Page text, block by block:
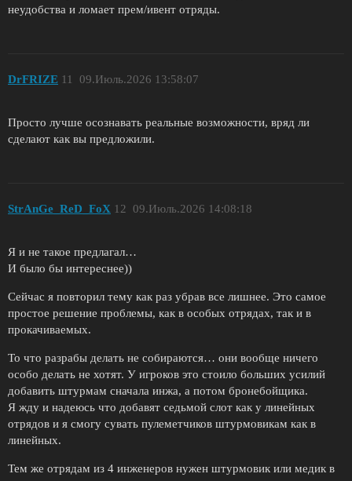
неудобства и ломает прем/ивент отряды.
DrFRIZE 09.Июль.2026 13:58:07
11
Просто лучше осознавать реальные возможности, вряд ли
сделают как вы предложили.
StrAnGe_ReD_FoX 09.Июль.2026 14:08:18
12
Я и не такое предлагал…
И было бы интереснее))
Сейчас я повторил тему как раз убрав все лишнее. Это самое
простое решение проблемы, как в особых отрядах, так и в
прокачиваемых.
То что разрабы делать не собираются… они вообще ничего
особо делать не хотят. У игроков это стоило больших усилий
добавить штурмам сначала инжа, а потом бронебойщика.
Я жду и надеюсь что добавят седьмой слот как у линейных
отрядов и я смогу сувать пулеметчиков штурмовикам как в
линейных.
Тем же отрядам из 4 инженеров нужен штурмовик или медик в